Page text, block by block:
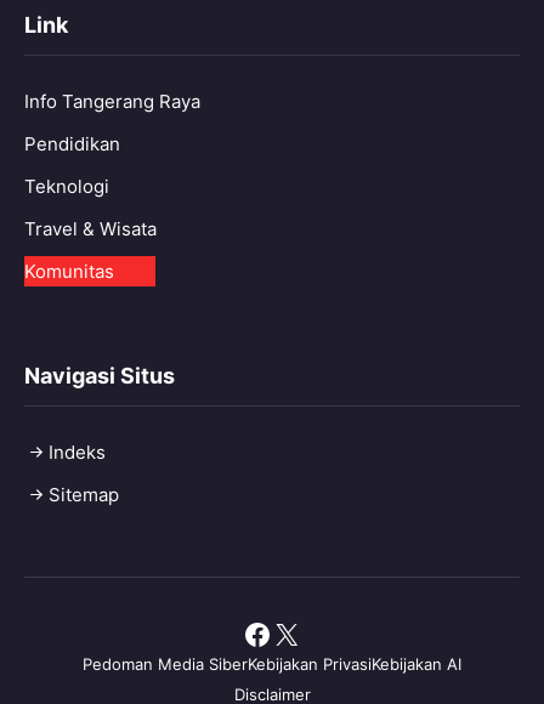
Link
Info Tangerang Raya
Pendidikan
Teknologi
Travel & Wisata
Komunitas
Navigasi Situs
Indeks
Sitemap
Pedoman Media SiberKebijakan PrivasiKebijakan AI
Disclaimer
Facebook
X